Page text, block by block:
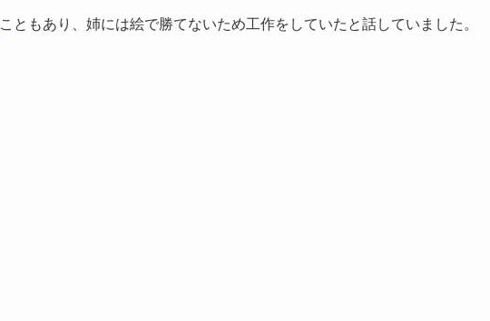
こともあり、姉には絵で勝てないため工作をしていたと話していました。